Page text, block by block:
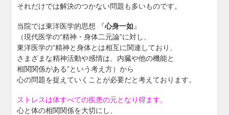
それだけでは解決のつかない問題も多いものです。
当院では東洋医学的思想 『心身一如』
（現代医学の“精神・身体二元論”に対し、
東洋医学の“精神と身体とは相互に関連しており、
さまざまな精神活動や感情は、内臓や他の機能と
相関関係がある”という考え方）から
心の問題を捉えていくことが必要だと考えております。
ストレスは体すべての疾患の元となり得ます。
心と体の相関関係を大切にし、